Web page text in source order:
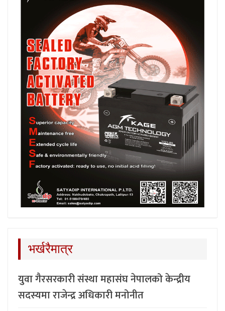
भर्खरैमात्र
युवा गैरसरकारी संस्था महासंघ नेपालको केन्द्रीय
सदस्यमा राजेन्द्र अधिकारी मनोनीत